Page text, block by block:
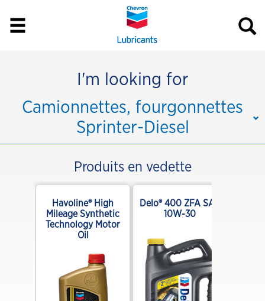
I'm looking for
Camionnettes, fourgonnettes
Sprinter-Diesel
Produits en vedette
Havoline® High
Mileage Synthetic
Technology Motor
Oil
Delo® 400 ZFA SAE
10W-30